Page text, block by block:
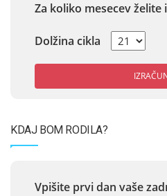
Za koliko mesecev želite
Dolžina cikla
KDAJ BOM RODILA?
Vpišite prvi dan vaše